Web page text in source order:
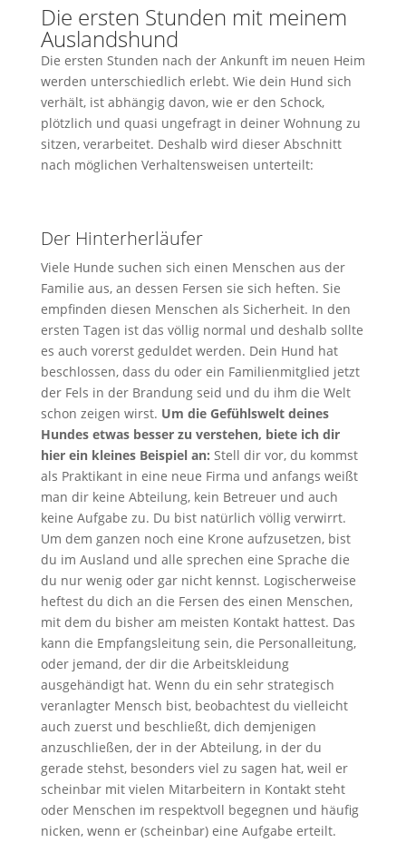
Die ersten Stunden mit meinem
Auslandshund
Die ersten Stunden nach der Ankunft im neuen Heim
werden unterschiedlich erlebt. Wie dein Hund sich
verhält, ist abhängig davon, wie er den Schock,
plötzlich und quasi ungefragt in deiner Wohnung zu
sitzen, verarbeitet. Deshalb wird dieser Abschnitt
nach möglichen Verhaltensweisen unterteilt:
Der Hinterherläufer
Viele Hunde suchen sich einen Menschen aus der
Familie aus, an dessen Fersen sie sich heften. Sie
empfinden diesen Menschen als Sicherheit. In den
ersten Tagen ist das völlig normal und deshalb sollte
es auch vorerst geduldet werden. Dein Hund hat
beschlossen, dass du oder ein Familienmitglied jetzt
der Fels in der Brandung seid und du ihm die Welt
schon zeigen wirst. Um die Gefühlswelt deines
Hundes etwas besser zu verstehen, biete ich dir
hier ein kleines Beispiel an: Stell dir vor, du kommst
als Praktikant in eine neue Firma und anfangs weißt
man dir keine Abteilung, kein Betreuer und auch
keine Aufgabe zu. Du bist natürlich völlig verwirrt.
Um dem ganzen noch eine Krone aufzusetzen, bist
du im Ausland und alle sprechen eine Sprache die
du nur wenig oder gar nicht kennst. Logischerweise
heftest du dich an die Fersen des einen Menschen,
mit dem du bisher am meisten Kontakt hattest. Das
kann die Empfangsleitung sein, die Personalleitung,
oder jemand, der dir die Arbeitskleidung
ausgehändigt hat. Wenn du ein sehr strategisch
veranlagter Mensch bist, beobachtest du vielleicht
auch zuerst und beschließt, dich demjenigen
anzuschließen, der in der Abteilung, in der du
gerade stehst, besonders viel zu sagen hat, weil er
scheinbar mit vielen Mitarbeitern in Kontakt steht
oder Menschen im respektvoll begegnen und häufig
nicken, wenn er (scheinbar) eine Aufgabe erteilt.